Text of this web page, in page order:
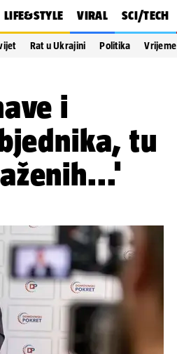
LIFE&STYLE VIRAL SCI/TECH
Rat u Ukrajini Politika Vrijeme
i
tu